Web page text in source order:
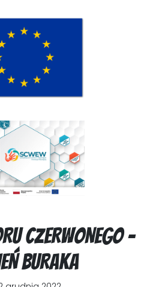
CZERWONEGO –
BURAKA